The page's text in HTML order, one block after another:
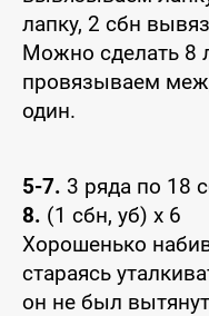
лапку, 2 сбн
Можно сделать 8
провязываем
один.
5-7. 3 ряда по 18
8. (1 сбн, уб) x 6
Хорошенько
стараясь
он не был